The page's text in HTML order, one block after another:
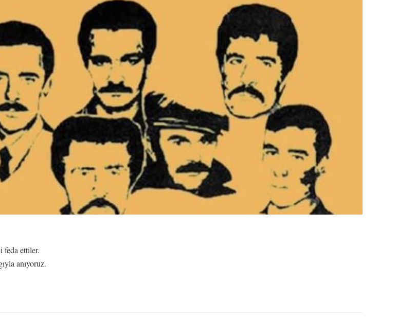
feda ettiler.
anıyoruz.